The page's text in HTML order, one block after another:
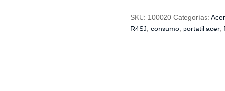
SKU: 100020 Categorías: Acer,
R4SJ consumo, portatil acer,